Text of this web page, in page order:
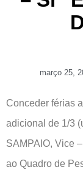
março 25,
Conceder férias
adicional de 1/3
SAMPAIO, Vice
ao Quadro de